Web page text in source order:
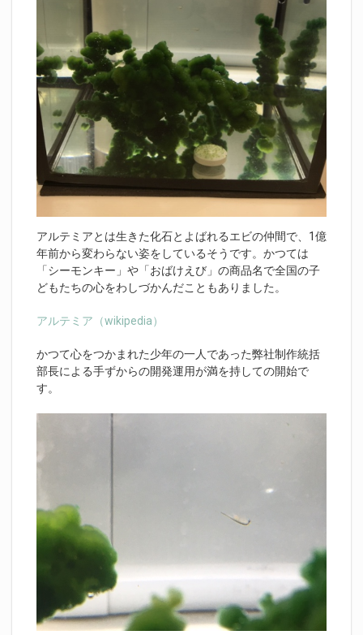
アルテミアとは生きた化石とよばれるエビの仲間で、1億
年前から変わらない姿をしているそうです。かつては
「シーモンキー」や「おばけえび」の商品名で全国の子
どもたちの心をわしづかんだこともありました。
アルテミア（wikipedia）
かつて心をつかまれた少年の一人であった弊社制作統括
部長による手ずからの開発運用が満を持しての開始で
す。